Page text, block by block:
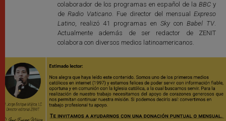
colaborador de los programas en español de la BBCy
de Radio Vaticano. Fue director del mensualExpreso
Latino, realizó 41 programas en Skycon Babel TV.
Actualmente además de ser redactor de ZENIT
colabora con diversos medios latinoamericanos.